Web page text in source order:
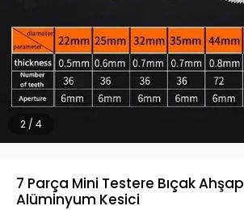
2 / 4
7 Parça Mini Testere Bıçak Ahşap
Alüminyum Kesici